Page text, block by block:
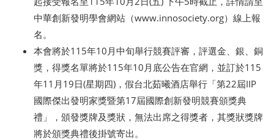
中華創新發明學會網站（www.innosociety.org）線上報
名。
本會將於115年10月中旬舉行競賽評審，評選金、銀、銅
獎，得獎名單將於115年10月底公告在官網，並訂於115
年11月19日(星期四)，假台北茹曦酒店舉行「第22屆IIP
國際傑出發明家獎暨第17屆國際創新發明競賽頒獎典
禮」，頒發獎牌及獎狀，無法出席之得獎者，其獎狀獎牌
將於頒獎典禮後掛號寄出。